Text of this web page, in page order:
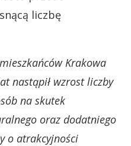
liczbę
Krakowa
nastąpił wzrost liczby
na skutek
oraz dodatniego
o atrakcyjności